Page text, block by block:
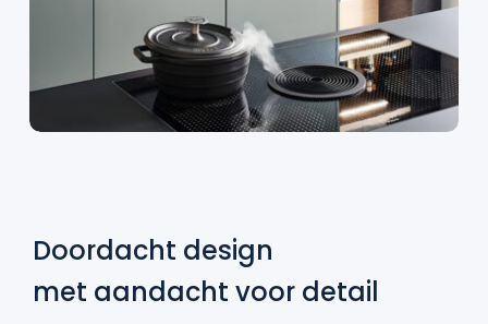
Doordacht design
met aandacht voor detail